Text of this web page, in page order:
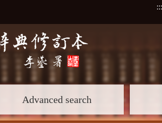
:::
Advanced search